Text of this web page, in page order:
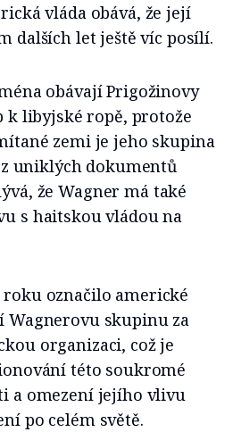
vláda obává, že její
dalších let ještě víc posílí.
obávají Prigožinovy
k libyjské ropě, protože
zemi je jeho skupina
uniklých dokumentů
že Wagner má také
s haitskou vládou na
označilo americké
skupinu za
organizaci, což je
této soukromé
a omezení jejího vlivu
po celém světě.